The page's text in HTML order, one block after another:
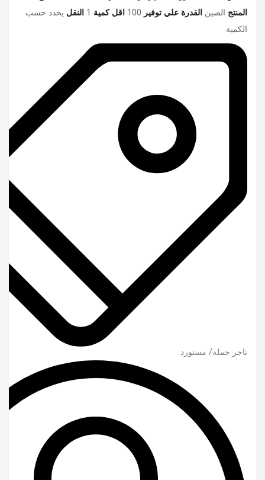
المنتج الصين القدرة علي توفير 100 اقل كمية 1 النقل يحدد حسب
الكمية
تاجر جملة/ مستورد